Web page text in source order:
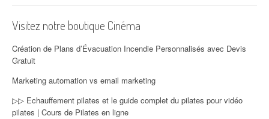
Visitez notre boutique Cinéma
Création de Plans d’Évacuation Incendie Personnalisés avec Devis
Gratuit
Marketing automation vs email marketing
▷▷ Echauffement pilates et le guide complet du pilates pour vidéo
pilates | Cours de Pilates en ligne